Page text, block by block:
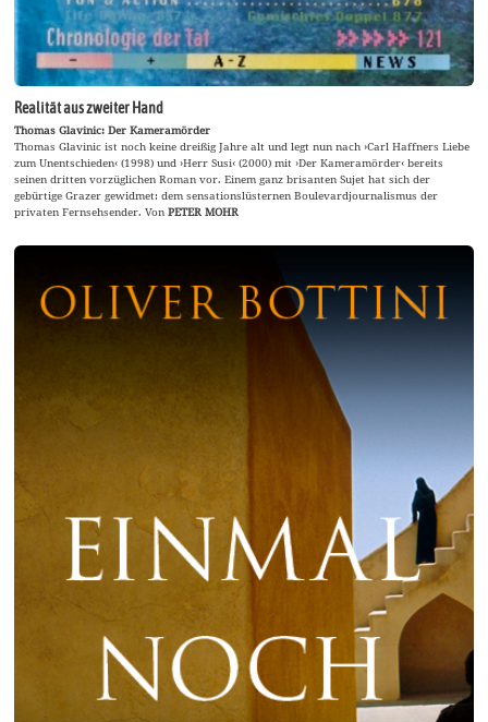
Realität aus zweiter Hand
Thomas Glavinic: Der Kameramörder
Thomas Glavinic ist noch keine dreißig Jahre alt und legt nun nach ›Carl Haffners Liebe
zum Unentschieden‹ (1998) und ›Herr Susi‹ (2000) mit ›Der Kameramörder‹ bereits
seinen dritten vorzüglichen Roman vor. Einem ganz brisanten Sujet hat sich der
gebürtige Grazer gewidmet: dem sensationslüsternen Boulevardjournalismus der
privaten Fernsehsender. VonPETER MOHR